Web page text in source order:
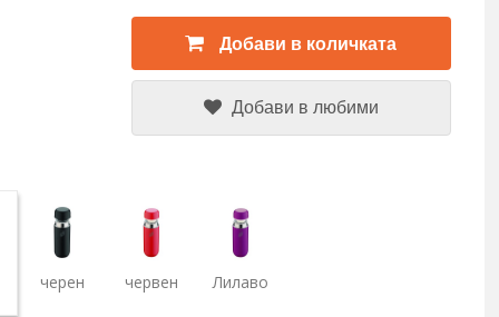
Добави в количката
Добави в любими
черен червен Лилаво